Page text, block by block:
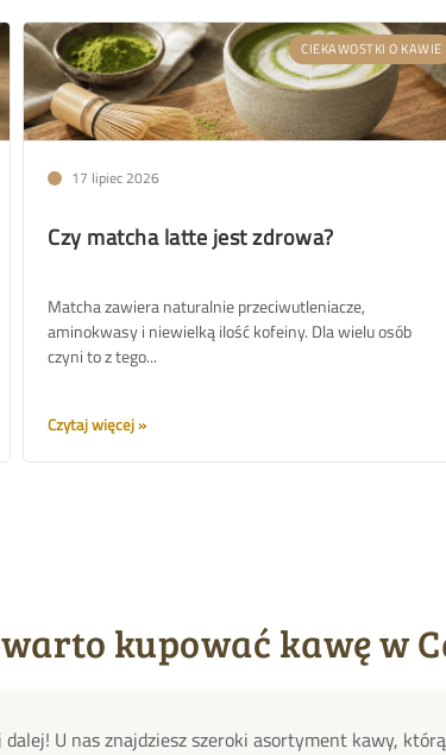
CIEKAWOSTKI O KAWIE
17 lipiec 2026
Czy matcha latte jest zdrowa?
Matcha zawiera naturalnie przeciwutleniacze,
aminokwasy i niewielką ilość kofeiny. Dla wielu osób
czyni to z tego...
Czytaj więcej
kupować kawę w
U nas znajdziesz szeroki asortyment kawy,